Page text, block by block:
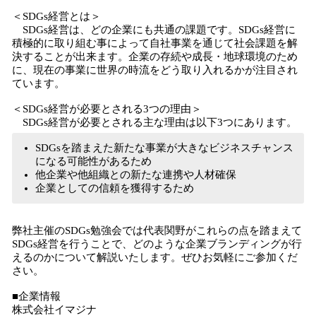
＜SDGs経営とは＞
SDGs経営は、どの企業にも共通の課題です。SDGs経営に
積極的に取り組む事によって自社事業を通じて社会課題を解
決することが出来ます。企業の存続や成長・地球環境のため
に、現在の事業に世界の時流をどう取り入れるかが注目され
ています。
＜SDGs経営が必要とされる3つの理由＞
SDGs経営が必要とされる主な理由は以下3つにあります。
​SDGsを踏まえた新たな事業が大きなビジネスチャンス
になる可能性があるため
他企業や他組織との新たな連携や人材確保
企業としての信頼を獲得するため
弊社主催のSDGs勉強会では代表関野がこれらの点を踏まえて
SDGs経営を行うことで、どのような企業ブランディングが行
えるのかについて解説いたします。ぜひお気軽にご参加くだ
さい。
■企業情報
株式会社イマジナ